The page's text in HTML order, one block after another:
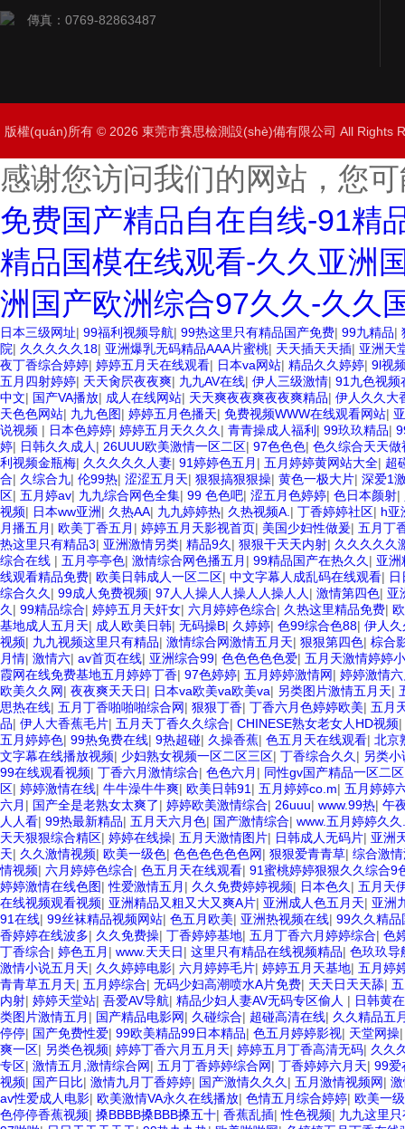
傳真：0769-82863487
版權(quán)所有 © 2026 東莞市賽思檢測設(shè)備有限公司 All
感谢您访问我们的网站，您
免费国产精品自在自线-91精
精品国模在线观看-久久亚洲
洲国产欧洲综合97久久-久久
日本三级网址| 99福利视频导航| 99热这里只有精品国产免费| 99九精品|
院| 久久久久久18| 亚洲爆乳无码精品AAA片蜜桃| 天天插天天插| 亚洲天
夜丁香综合婷婷| 婷婷五月天在线观看| 日本va网站| 精品久久婷婷| 9l视
五月四射婷婷| 天天肏屄夜夜爽| 九九AV在线| 伊人三级激情| 91九色视频
中文| 国产VA播放| 成人在线网站| 天天爽夜夜爽夜夜爽精品| 伊人久久大
天色色网站| 九九色图| 婷婷五月色播天| 免费视频WWW在线观看网站|
说视频 | 日本色婷婷| 婷婷五月天久久久 | 青青操成人福利 | 99玖玖精品|
婷| 日韩久久成人 | 26UUU欧美激情一区二区| 97色色色| 色久综合天天做
利视频金瓶梅| 久久久久久人妻| 91婷婷色五月 | 五月婷婷黄网站大全| 超
合| 久综合九| 伦99热| 涩涩五月天| 狠狠搞狠狠操| 黄色一极大片| 深爱1
区| 五月婷av| 九九综合网色全集| 99 色色吧| 涩五月色婷婷| 色日本颜射|
视频| 日本ww亚洲| 久热AA| 九九婷婷热| 久热视频A. | 丁香婷婷社区| h亚
月播五月 | 欧美丁香五月 | 婷婷五月天影视首页| 美国少妇性做爰| 五月丁
热这里只有精品3| 亚洲激情另类| 精品9久 | 狠狠干天天内射| 久久久久久
综合在线 | 五月亭亭色| 激情综合网色播五月 | 99精品国产在热久久 | 亚洲
线观看精品免费| 欧美日韩成人一区二区| 中文字幕人成乱码在线观看|
综合久久 | 99成人免费视频| 97人人操人人操人人操人人 | 激情第四色| 亚
久 | 99精品综合| 婷婷五月天奸女| 六月婷婷色综合| 久热这里精品免费|
基地成人五月天| 成人欧美日韩| 无码操B| 久婷婷| 色99综合色88| 伊人久
视频| 九九视频这里只有精品| 激情综合网激情五月天| 狠狠第四色| 棕合
月情| 激情六| av首页在线| 亚洲综合99| 色色色色色爱| 五月天激情婷婷
霞网在线免费基地五月婷婷丁香| 97色婷婷| 五月婷婷激情网| 婷婷激情
欧美久久网| 夜夜爽天天日| 日本va欧美va欧美va| 另类图片激情五月天|
思热在线| 五月丁香啪啪啪综合网| 狠狠丁香| 丁香六月色婷婷欧美| 五月
品| 伊人大香蕉毛片| 五月天丁香久久综合| CHINESE熟女老女人HD视频|
五月婷婷色| 99热免费在线| 9热超碰| 久操香蕉| 色五月天在线观看| 北京
文字幕在线播放视频| 少妇熟女视频一区二区三区| 丁香综合久久 | 另类
99在线观看视频| 丁香六月激情综合| 色色六月 | 同性gv国产精品一区二区
区| 婷婷激情在线| 牛牛澡牛牛爽| 欧美日韩91 | 五月婷婷co.m| 五月婷婷
六月 | 国产全是老熟女太爽了| 婷婷欧美激情综合| 26uuu| www.99热| 午
人人看| 99热最新精品| 五月天六月色| 国产激情综合| www.五月婷婷久
天天狠狠综合精区| 婷婷在线操| 五月天激情图片| 日韩成人无码片| 亚洲
天| 久久激情视频| 欧美一级色| 色色色色色色网| 狠狠爱青青草| 综合激
情视频| 六月婷婷色综合| 色五月天在线观看| 91蜜桃婷婷狠狠久久综合9
婷婷激情在线色图|性爱激情五月 | 久久免费婷婷视频| 日本色久 | 五月天
在线视频观看视频| 亚洲精品又粗又大又爽A片| 亚洲成人色五月天| 亚洲
91在线| 99丝袜精品视频网站| 色五月欧美| 亚洲热视频在线| 99久久精品
香婷婷在线波多| 久久免费操| 丁香婷婷基地| 五月丁香六月婷婷综合| 色
丁香综合| 婷色五月 | www.天天日| 这里只有精品在线视频精品| 色玖玖导
激情小说五月天| 久久婷婷电影| 六月婷婷毛片| 婷婷五月天基地| 五月婷
青青草五月天| 五月婷综合| 无码少妇高潮喷水A片免费| 天天日天天舔|
内射| 婷婷天堂站| 吾爱AV导航| 精品少妇人妻AV无码专区偷人 | 日韩黄
类图片激情五月 | 国产精品电影网| 久碰综合| 超碰高清在线| 久久精品五
停停| 国产免费性爱| 99欧美精品99日本精品| 色五月婷婷影视| 天堂网操
爽一区| 另类色视频| 婷婷丁香六月五月天| 婷婷五月丁香高清无码| 久久
专区| 激情五月,激情综合网| 五月丁香婷婷综合网| 丁香婷婷六月天| 99爱
视频| 国产日比| 激情九月丁香婷婷| 国产激情久久久 | 五月激情视频网|
av性爱成人电影| 欧美激情VA永久在线播放| 色情五月综合婷婷| 欧美一
色停停香蕉视频| 搡BBBB搡BBB搡五十| 香蕉乱插|性色视频| 九九这里